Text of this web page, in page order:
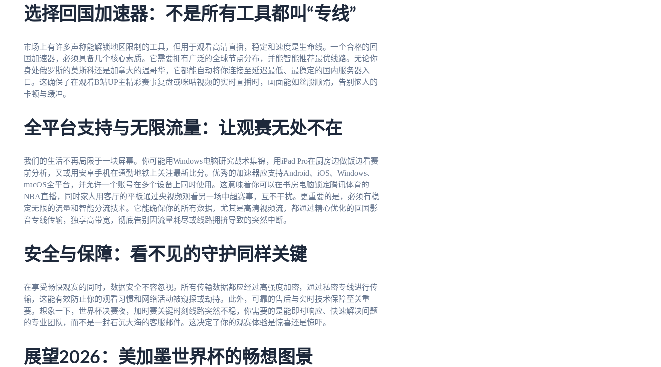
选择回国加速器：不是所有工具都叫“专线”
市场上有许多声称能解锁地区限制的工具，但用于观看高清直播，稳定和速度是生命线。一个合格的回
国加速器，必须具备几个核心素质。它需要拥有广泛的全球节点分布，并能智能推荐最优线路。无论你
身处俄罗斯的莫斯科还是加拿大的温哥华，它都能自动将你连接至延迟最低、最稳定的国内服务器入
口。这确保了在观看B站UP主精彩赛事复盘或咪咕视频的实时直播时，画面能如丝般顺滑，告别恼人的
卡顿与缓冲。
全平台支持与无限流量：让观赛无处不在
我们的生活不再局限于一块屏幕。你可能用Windows电脑研究战术集锦，用iPad Pro在厨房边做饭边看赛
前分析，又或用安卓手机在通勤地铁上关注最新比分。优秀的加速器应支持Android、iOS、Windows、
macOS全平台，并允许一个账号在多个设备上同时使用。这意味着你可以在书房电脑锁定腾讯体育的
NBA直播，同时家人用客厅的平板通过央视频观看另一场中超赛事，互不干扰。更重要的是，必须有稳
定无限的流量和智能分流技术。它能确保你的所有数据，尤其是高清视频流，都通过精心优化的回国影
音专线传输，独享高带宽，彻底告别因流量耗尽或线路拥挤导致的突然中断。
安全与保障：看不见的守护同样关键
在享受畅快观赛的同时，数据安全不容忽视。所有传输数据都应经过高强度加密，通过私密专线进行传
输，这能有效防止你的观看习惯和网络活动被窥探或劫持。此外，可靠的售后与实时技术保障至关重
要。想象一下，世界杯决赛夜，加时赛关键时刻线路突然不稳，你需要的是能即时响应、快速解决问题
的专业团队，而不是一封石沉大海的客服邮件。这决定了你的观赛体验是惊喜还是惊吓。
展望2026：美加墨世界杯的畅想图景